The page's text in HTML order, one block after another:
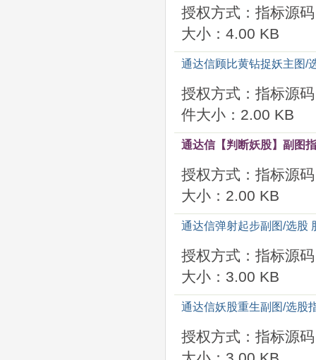
授权方式：指标源码
大小：4.00 KB
通达信顾比黄钻捉妖主图/
授权方式：指标源码
件大小：2.00 KB
通达信【判断妖股】副图
授权方式：指标源码
大小：2.00 KB
通达信弹射起步副图/选股
授权方式：指标源码
大小：3.00 KB
通达信妖股重生副图/选股
授权方式：指标源码